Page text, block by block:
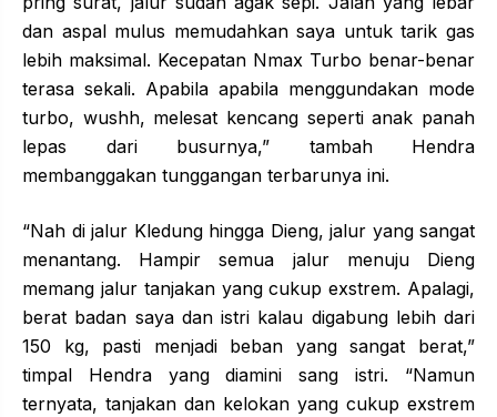
dan aspal mulus memudahkan saya untuk tarik gas
lebih maksimal. Kecepatan Nmax Turbo benar-benar
terasa sekali. Apabila apabila menggundakan mode
turbo, wushh, melesat kencang seperti anak panah
lepas dari busurnya,” tambah Hendra
membanggakan tunggangan terbarunya ini.
“Nah di jalur Kledung hingga Dieng, jalur yang sangat
menantang. Hampir semua jalur menuju Dieng
memang jalur tanjakan yang cukup exstrem. Apalagi,
berat badan saya dan istri kalau digabung lebih dari
150 kg, pasti menjadi beban yang sangat berat,”
timpal Hendra yang diamini sang istri. “Namun
ternyata, tanjakan dan kelokan yang cukup exstrem